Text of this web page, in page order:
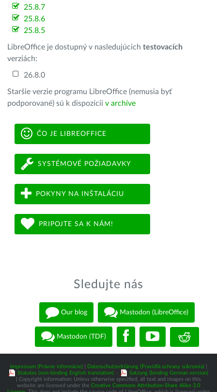
25.8.7
25.8.6
25.8.5
LibreOffice je dostupný v nasledujúcich testovacích
verziách:
26.8.0
Staršie verzie programu LibreOffice (nemusia byť
podporované) sú k dispozícii v archíve
ČO JE LIBREOFFICE
SYSTÉMOVÉ POŽIADAVKY
POKYNY NA INŠTALÁCIU
PRIPOJTE SA K NÁM!
Sledujte nás
Our blog Mastodon (LibreOffice)
Mastodon (TDF)
Impressum (Právne informácie)| Datenschutzerklärung (Pravidlá ochrany súkromia)|
Statutes (non-binding English translation) -
Satzung (binding German version)
| Copyright information: Unless otherwise specified, all text and images on this
website are licensed under the Creative Commons Attribution-Share Alike 3.0